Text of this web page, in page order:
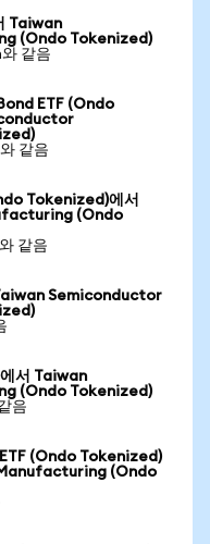
Taiwan
(Ondo Tokenized)
같음
ETF (Ondo
같음
Tokenized)에서
(Ondo
같음
Semiconductor
서 Taiwan
(Ondo Tokenized)
음
(Ondo Tokenized)
(Ondo